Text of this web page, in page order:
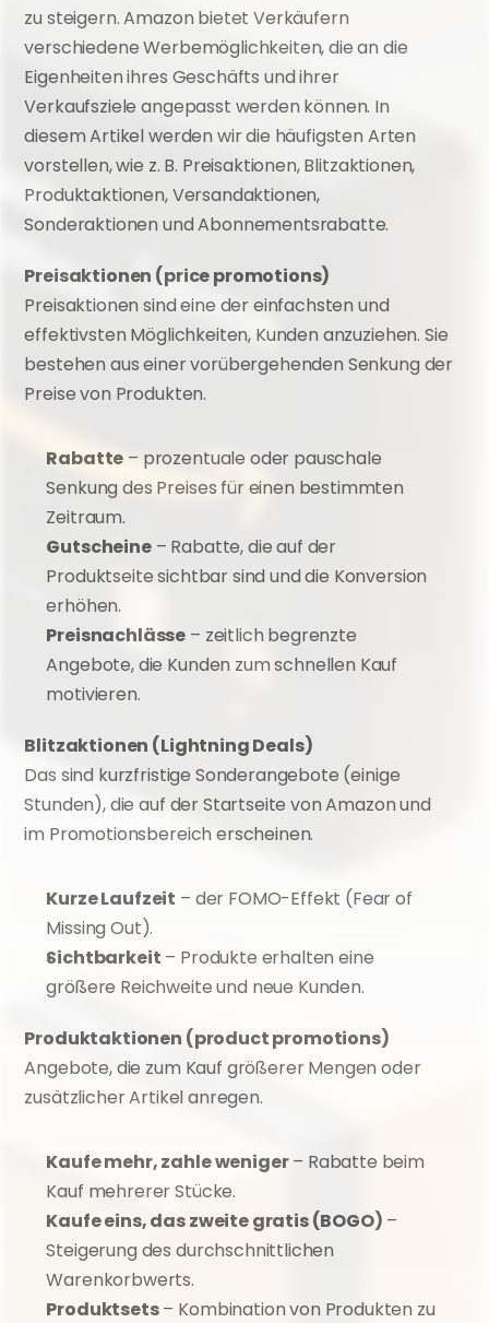
zu steigern. Amazon bietet Verkäufern
verschiedene Werbemöglichkeiten, die an die
Eigenheiten ihres Geschäfts und ihrer
Verkaufsziele angepasst werden können. In
diesem Artikel werden wir die häufigsten Arten
vorstellen, wie z. B. Preisaktionen, Blitzaktionen,
Produktaktionen, Versandaktionen,
Sonderaktionen und Abonnementsrabatte.
Preisaktionen (price promotions)
Preisaktionen sind eine der einfachsten und
effektivsten Möglichkeiten, Kunden anzuziehen. Sie
bestehen aus einer vorübergehenden Senkung der
Preise von Produkten.
Rabatte – prozentuale oder pauschale
Senkung des Preises für einen bestimmten
Zeitraum.
Gutscheine – Rabatte, die auf der
Produktseite sichtbar sind und die Konversion
erhöhen.
Preisnachlässe – zeitlich begrenzte
Angebote, die Kunden zum schnellen Kauf
motivieren.
Blitzaktionen (Lightning Deals)
Das sind kurzfristige Sonderangebote (einige
Stunden), die auf der Startseite von Amazon und
im Promotionsbereich erscheinen.
Kurze Laufzeit – der FOMO-Effekt (Fear of
Missing Out).
Sichtbarkeit – Produkte erhalten eine
größere Reichweite und neue Kunden.
Produktaktionen (product promotions)
Angebote, die zum Kauf größerer Mengen oder
zusätzlicher Artikel anregen.
Kaufe mehr, zahle weniger – Rabatte beim
Kauf mehrerer Stücke.
Kaufe eins, das zweite gratis (BOGO) –
Steigerung des durchschnittlichen
Warenkorbwerts.
Produktsets – Kombination von Produkten zu